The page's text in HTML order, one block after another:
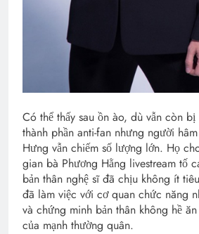
Có thể thấy sau ồn ào, dù vẫn còn
thành phần anti-fan nhưng người
Hưng vẫn chiếm số lượng lớn. Họ
gian bà Phương Hằng livestream tố
bản thân nghệ sĩ đã chịu không ít
đã làm việc với cơ quan chức năng
và chứng minh bản thân không hề
của mạnh thường quân.